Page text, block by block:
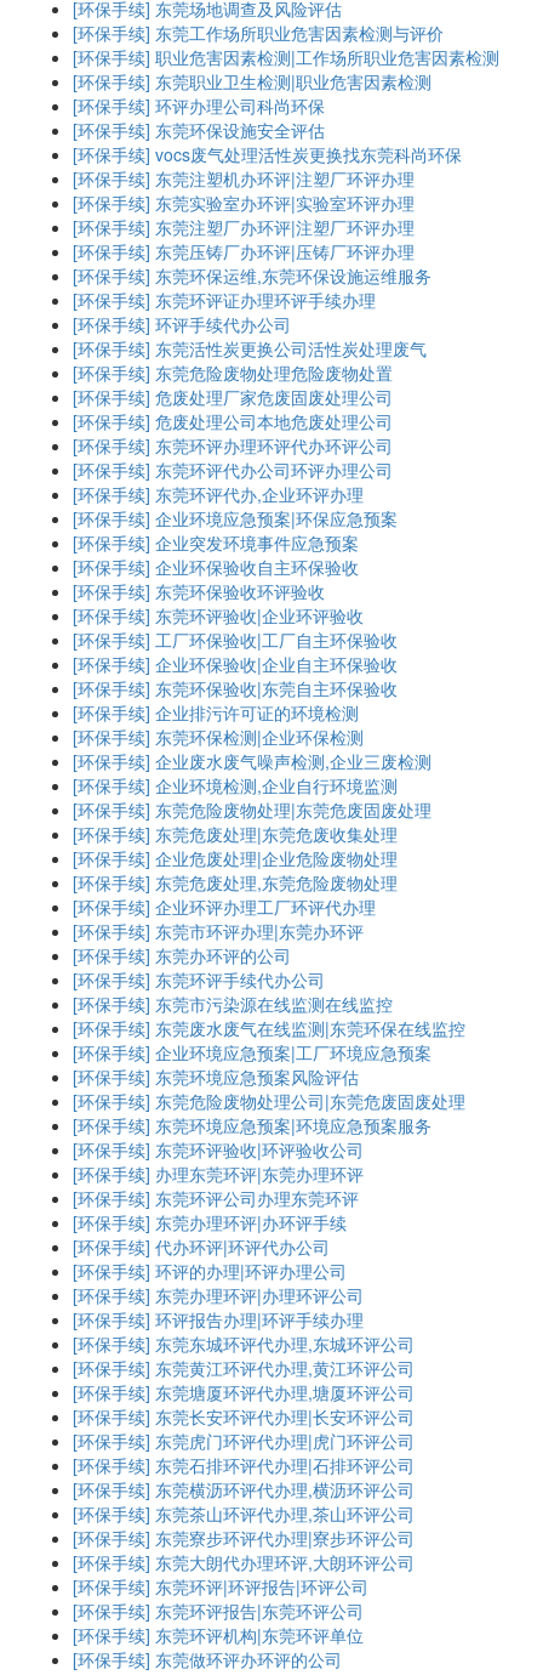
[环保手续] 东莞场地调查及风险评估
[环保手续] 东莞工作场所职业危害因素检测与评价
[环保手续] 职业危害因素检测|工作场所职业危害因素检测
[环保手续] 东莞职业卫生检测|职业危害因素检测
[环保手续] 环评办理公司科尚环保
[环保手续] 东莞环保设施安全评估
[环保手续] vocs废气处理活性炭更换找东莞科尚环保
[环保手续] 东莞注塑机办环评|注塑厂环评办理
[环保手续] 东莞实验室办环评|实验室环评办理
[环保手续] 东莞注塑厂办环评|注塑厂环评办理
[环保手续] 东莞压铸厂办环评|压铸厂环评办理
[环保手续] 东莞环保运维,东莞环保设施运维服务
[环保手续] 东莞环评证办理环评手续办理
[环保手续] 环评手续代办公司
[环保手续] 东莞活性炭更换公司活性炭处理废气
[环保手续] 东莞危险废物处理危险废物处置
[环保手续] 危废处理厂家危废固废处理公司
[环保手续] 危废处理公司本地危废处理公司
[环保手续] 东莞环评办理环评代办环评公司
[环保手续] 东莞环评代办公司环评办理公司
[环保手续] 东莞环评代办,企业环评办理
[环保手续] 企业环境应急预案|环保应急预案
[环保手续] 企业突发环境事件应急预案
[环保手续] 企业环保验收自主环保验收
[环保手续] 东莞环保验收环评验收
[环保手续] 东莞环评验收|企业环评验收
[环保手续] 工厂环保验收|工厂自主环保验收
[环保手续] 企业环保验收|企业自主环保验收
[环保手续] 东莞环保验收|东莞自主环保验收
[环保手续] 企业排污许可证的环境检测
[环保手续] 东莞环保检测|企业环保检测
[环保手续] 企业废水废气噪声检测,企业三废检测
[环保手续] 企业环境检测,企业自行环境监测
[环保手续] 东莞危险废物处理|东莞危废固废处理
[环保手续] 东莞危废处理|东莞危废收集处理
[环保手续] 企业危废处理|企业危险废物处理
[环保手续] 东莞危废处理,东莞危险废物处理
[环保手续] 企业环评办理工厂环评代办理
[环保手续] 东莞市环评办理|东莞办环评
[环保手续] 东莞办环评的公司
[环保手续] 东莞环评手续代办公司
[环保手续] 东莞市污染源在线监测在线监控
[环保手续] 东莞废水废气在线监测|东莞环保在线监控
[环保手续] 企业环境应急预案|工厂环境应急预案
[环保手续] 东莞环境应急预案风险评估
[环保手续] 东莞危险废物处理公司|东莞危废固废处理
[环保手续] 东莞环境应急预案|环境应急预案服务
[环保手续] 东莞环评验收|环评验收公司
[环保手续] 办理东莞环评|东莞办理环评
[环保手续] 东莞环评公司办理东莞环评
[环保手续] 东莞办理环评|办环评手续
[环保手续] 代办环评|环评代办公司
[环保手续] 环评的办理|环评办理公司
[环保手续] 东莞办理环评|办理环评公司
[环保手续] 环评报告办理|环评手续办理
[环保手续] 东莞东城环评代办理,东城环评公司
[环保手续] 东莞黄江环评代办理,黄江环评公司
[环保手续] 东莞塘厦环评代办理,塘厦环评公司
[环保手续] 东莞长安环评代办理|长安环评公司
[环保手续] 东莞虎门环评代办理|虎门环评公司
[环保手续] 东莞石排环评代办理|石排环评公司
[环保手续] 东莞横沥环评代办理,横沥环评公司
[环保手续] 东莞茶山环评代办理,茶山环评公司
[环保手续] 东莞寮步环评代办理|寮步环评公司
[环保手续] 东莞大朗代办理环评,大朗环评公司
[环保手续] 东莞环评|环评报告|环评公司
[环保手续] 东莞环评报告|东莞环评公司
[环保手续] 东莞环评机构|东莞环评单位
[环保手续] 东莞做环评办环评的公司